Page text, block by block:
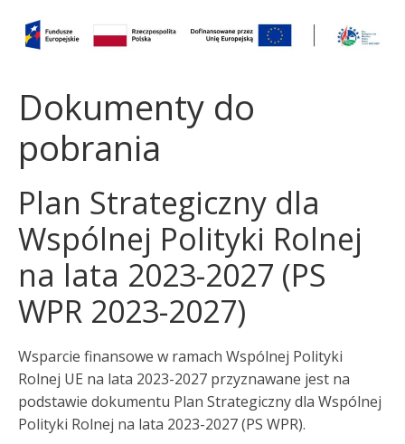
Dokumenty do
pobrania
Plan Strategiczny dla
Wspólnej Polityki Rolnej
na lata 2023-2027 (PS
WPR 2023-2027)
Wsparcie finansowe w ramach Wspólnej Polityki
Rolnej UE na lata 2023-2027 przyznawane jest na
podstawie dokumentu Plan Strategiczny dla Wspólnej
Polityki Rolnej na lata 2023-2027 (PS WPR).